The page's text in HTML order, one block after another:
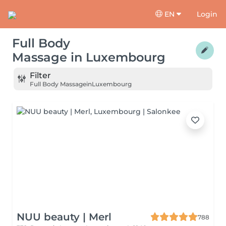
EN Login
Full Body
Massage in Luxembourg
Filter
Full Body MassageinLuxembourg
NUU beauty | Merl
788